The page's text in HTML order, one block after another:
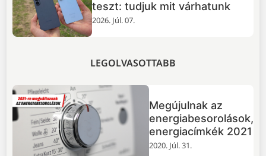
teszt: tudjuk mit várhatunk
2026. Júl. 07.
LEGOLVASOTTABB
Megújulnak az
energiabesorolások,
energiacímkék 2021
2020. Júl. 31.